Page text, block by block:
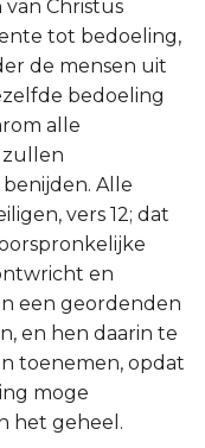
van Christus
tot bedoeling,
de mensen uit
bedoeling
alle
zullen
Alle
vers 12; dat
en
een geordenden
en hen daarin te
toenemen, opdat
moge
het geheel.